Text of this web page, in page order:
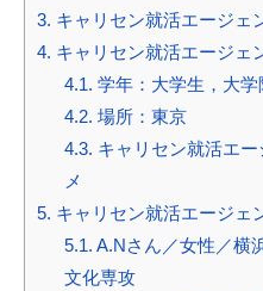
3. キャリセン就活エージェ
4. キャリセン就活エージェ
4.1. 学年：大学生，大学
4.2. 場所：東京
4.3. キャリセン就活エ
メ
5. キャリセン就活エージェ
5.1. A.Nさん／女性／横
文化専攻